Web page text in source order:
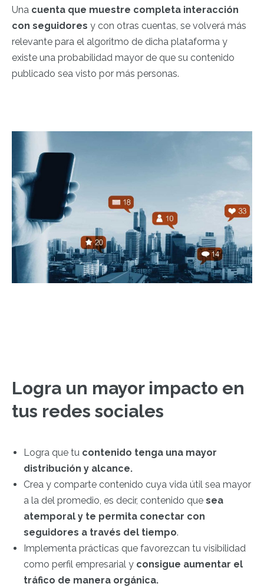
Una cuenta que muestre completa interacción
con seguidores y con otras cuentas, se volverá más
relevante para el algoritmo de dicha plataforma y
existe una probabilidad mayor de que su contenido
publicado sea visto por más personas.
Logra un mayor impacto en
tus redes sociales
Logra que tu contenido tenga una mayor
distribución y alcance.
Crea y comparte contenido cuya vida útil sea mayor
a la del promedio, es decir, contenido quesea
atemporal y te permita conectar con
seguidores a través del tiempo.
Implementa prácticas que favorezcan tu visibilidad
como perfil empresarial y consigue aumentar el
tráfico de manera orgánica.